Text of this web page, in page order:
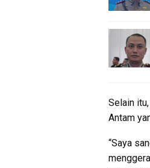
Selain
Antam
“Saya